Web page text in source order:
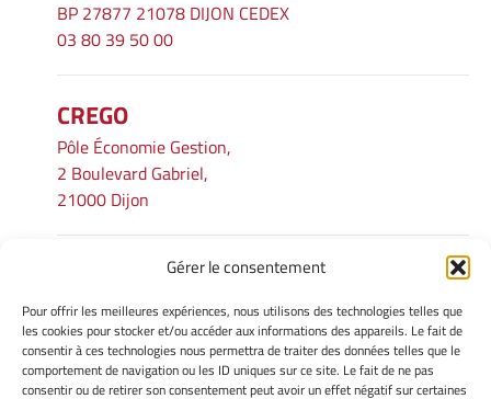
Gérer le consentement
Pour offrir les meilleures expériences, nous utilisons des technologies telles que
les cookies pour stocker et/ou accéder aux informations des appareils. Le fait de
consentir à ces technologies nous permettra de traiter des données telles que le
comportement de navigation ou les ID uniques sur ce site. Le fait de ne pas
consentir ou de retirer son consentement peut avoir un effet négatif sur certaines
BP 27877 21078 DIJON CEDEX
03 80 39 50 00
CREGO
Pôle Économie Gestion,
2 Boulevard Gabriel,
21000 Dijon
INFORMATIONS LÉGALES
Mentions légales
Gérer mes cookies
Avertissement